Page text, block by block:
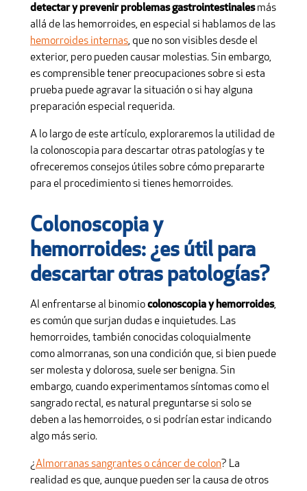
detectar y prevenir problemas gastrointestinalesmás
allá de las hemorroides, en especial si hablamos de las
hemorroides internas, que no son visibles desde el
exterior, pero pueden causar molestias. Sin embargo,
es comprensible tener preocupaciones sobre si esta
prueba puede agravar la situación o si hay alguna
preparación especial requerida.
A lo largo de este artículo, exploraremos la utilidad de
la colonoscopia para descartar otras patologías y te
ofreceremos consejos útiles sobre cómo prepararte
para el procedimiento si tienes hemorroides.
Colonoscopia y
hemorroides: ¿es útil para
descartar otras patologías?
Al enfrentarse al binomiocolonoscopia y hemorroides,
es común que surjan dudas e inquietudes. Las
hemorroides, también conocidas coloquialmente
como almorranas, son una condición que, si bien puede
ser molesta y dolorosa, suele ser benigna. Sin
embargo, cuando experimentamos síntomas como el
sangrado rectal, es natural preguntarse si solo se
deben a las hemorroides, o si podrían estar indicando
algo más serio.
¿Almorranas sangrantes o cáncer de colon? La
realidad es que, aunque pueden ser la causa de otros